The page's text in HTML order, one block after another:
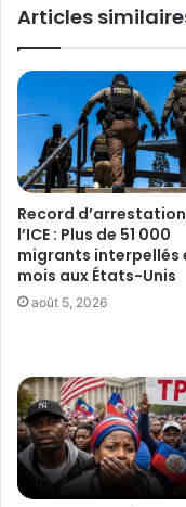
Articles
Record
l’ICE : Plus de 51 000
migrants interpellés
mois aux États-Unis
août 5, 2026